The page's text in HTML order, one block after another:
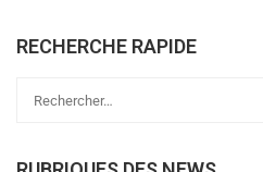
RECHERCHE RAPIDE